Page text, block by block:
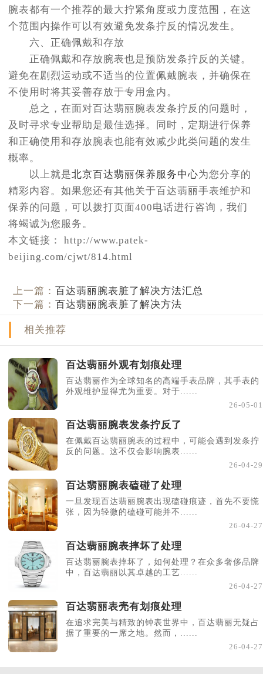
腕表都有一个推荐的最大拧紧角度或力度范围，在这
个范围内操作可以有效避免发条拧反的情况发生。
六、正确佩戴和存放
正确佩戴和存放腕表也是预防发条拧反的关键。
避免在剧烈运动或不适当的位置佩戴腕表，并确保在
不使用时将其妥善存放于专用盒内。
总之，在面对百达翡丽腕表发条拧反的问题时，
及时寻求专业帮助是最佳选择。同时，定期进行保养
和正确使用和存放腕表也能有效减少此类问题的发生
概率。
以上就是北京百达翡丽保养服务中心为您分享的
精彩内容。如果您还有其他关于百达翡丽手表维护和
保养的问题，可以拨打页面400电话进行咨询，我们
将竭诚为您服务。
本文链接： http://www.patek-
beijing.com/cjwt/814.html
上一篇：百达翡丽腕表脏了解决方法汇总
下一篇：百达翡丽腕表脏了解决方法
相关推荐
百达翡丽外观有划痕处理
百达翡丽作为全球知名的高端手表品牌，其手表的
外观维护显得尤为重要。对于......
26-05-01
百达翡丽腕表发条拧反了
在佩戴百达翡丽腕表的过程中，可能会遇到发条拧
反的问题。这不仅会影响腕表......
26-04-29
百达翡丽腕表磕碰了处理
一旦发现百达翡丽腕表出现磕碰痕迹，首先不要慌
张，因为轻微的磕碰可能并不......
26-04-27
百达翡丽腕表摔坏了处理
百达翡丽腕表摔坏了，如何处理？在众多奢侈品牌
中，百达翡丽以其卓越的工艺......
26-04-27
百达翡丽表壳有划痕处理
在追求完美与精致的钟表世界中，百达翡丽无疑占
据了重要的一席之地。然而，......
26-04-27